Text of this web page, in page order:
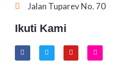
Jalan Tuparev No. 70
Ikuti Kami
F
a
c
T
w
i
Y
o
u
I
n
s